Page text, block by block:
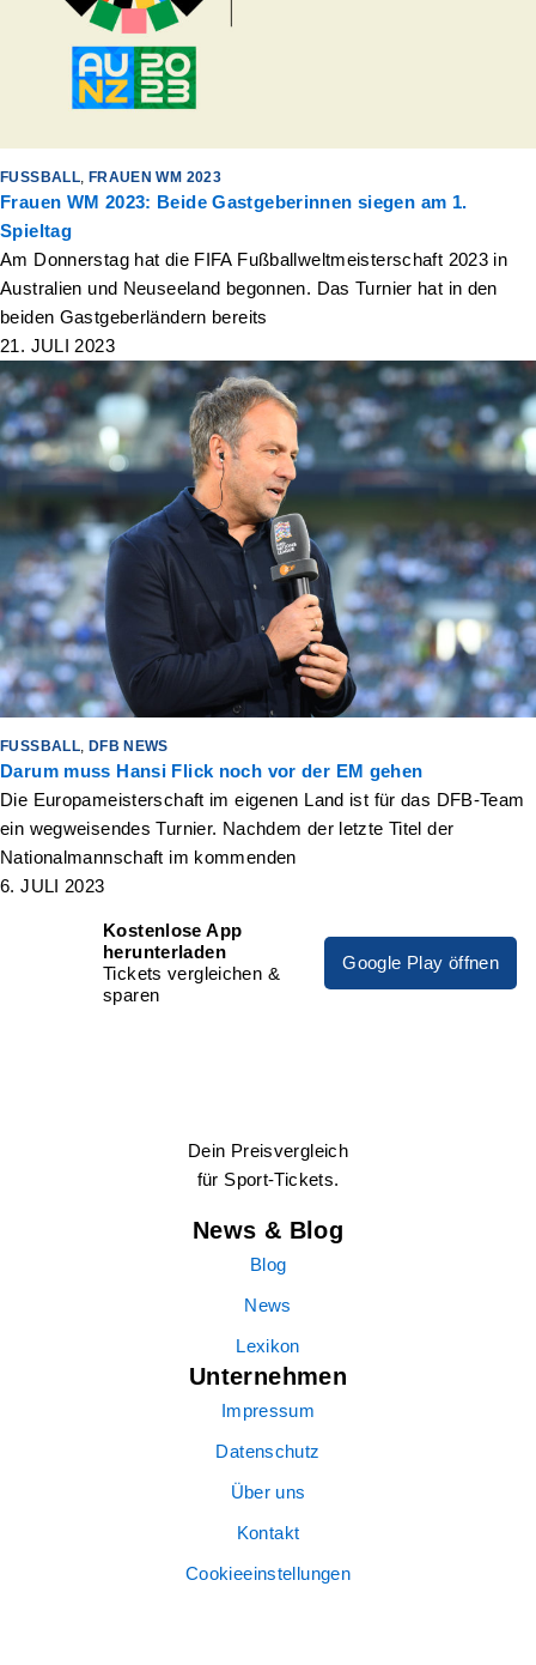
FUSSBALL FRAUEN WM 2023
Frauen WM 2023: Beide Gastgeberinnen siegen am 1.
Spieltag
Am Donnerstag hat die FIFA Fußballweltmeisterschaft 2023 in
Australien und Neuseeland begonnen. Das Turnier hat in den
beiden Gastgeberländern bereits
21. JULI 2023
FUSSBALL , DFB NEWS
Darum muss Hansi Flick noch vor der EM gehen
Die Europameisterschaft im eigenen Land ist für das DFB-Team
ein wegweisendes Turnier. Nachdem der letzte Titel der
Nationalmannschaft im kommenden
6. JULI 2023
Kostenlose App
herunterladen
Tickets vergleichen &
sparen
Google Play öffnen
Dein Preisvergleich
für Sport-Tickets.
News & Blog
Blog
News
Lexikon
Unternehmen
Impressum
Datenschutz
Über uns
Kontakt
Cookieeinstellungen